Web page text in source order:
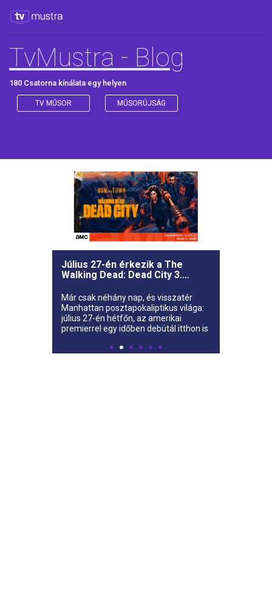
TvMustra - Blog
180 Csatorna kínálata egy helyen
TV MŰSOR MŰSORÚJSÁG
Július 27-én érkezik a The
Walking Dead: Dead City 3.
Már csak néhány nap, és visszatér
Manhattan posztapokaliptikus világa:
július 27-én hétfőn, az amerikai
premierrel egy időben debütál itthon is
City harmadik évada.